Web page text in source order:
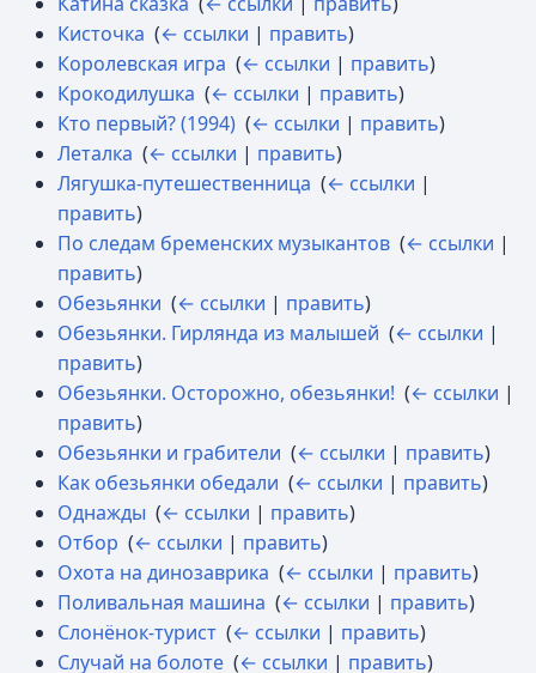
Кисточка (← ссылки | править)
Королевская игра (← ссылки | править)
Крокодилушка (← ссылки | править)
Кто первый? (1994) (← ссылки | править)
Леталка (← ссылки | править)
Лягушка-путешественница (← ссылки |
править)
По следам бременских музыкантов (← ссылки |
править)
Обезьянки (← ссылки | править)
Обезьянки. Гирлянда из малышей (← ссылки |
править)
Обезьянки. Осторожно, обезьянки! (← ссылки |
править)
Обезьянки и грабители (← ссылки | править)
Как обезьянки обедали (← ссылки | править)
Однажды (← ссылки | править)
Отбор (← ссылки | править)
Охота на динозаврика (← ссылки | править)
Поливальная машина (← ссылки | править)
Слонёнок-турист (← ссылки | править)
Случай на болоте (← ссылки | править)